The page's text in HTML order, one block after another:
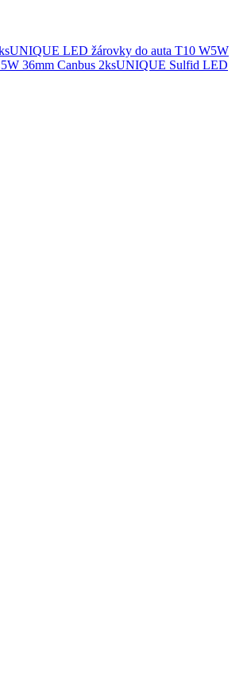
UNIQUE LED žárovky do auta T10 W5W
UNIQUE Sulfid LED